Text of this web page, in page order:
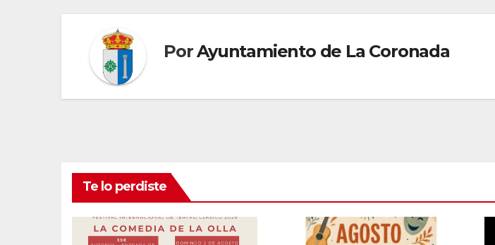
PorAyuntamiento de La Coronada
Te lo perdiste